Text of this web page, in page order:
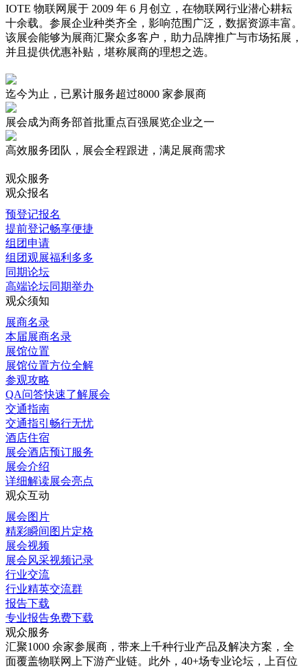
IOTE 物联网展于 2009 年 6 月创立，在物联网行业潜心耕耘
十余载。参展企业种类齐全，影响范围广泛，数据资源丰富。
该展会能够为展商汇聚众多客户，助力品牌推广与市场拓展，
并且提供优惠补贴，堪称展商的理想之选。
迄今为止，已累计服务超过8000 家参展商
展会成为商务部首批重点百强展览企业之一
高效服务团队，展会全程跟进，满足展商需求
观众服务
观众报名
预登记报名
提前登记畅享便捷
组团申请
组团观展福利多多
同期论坛
高端论坛同期举办
观众须知
展商名录
本届展商名录
展馆位置
展馆位置方位全解
参观攻略
QA问答快速了解展会
交通指南
交通指引畅行无忧
酒店住宿
展会酒店预订服务
展会介绍
详细解读展会亮点
观众互动
展会图片
精彩瞬间图片定格
展会视频
展会风采视频记录
行业交流
行业精英交流群
报告下载
专业报告免费下载
观众服务
汇聚1000 余家参展商，带来上千种行业产品及解决方案，全
面覆盖物联网上下游产业链。此外，40+场专业论坛，上百位